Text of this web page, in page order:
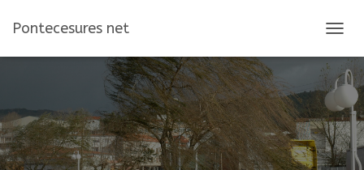
Pontecesures net
A
M
B
A
R
M
O